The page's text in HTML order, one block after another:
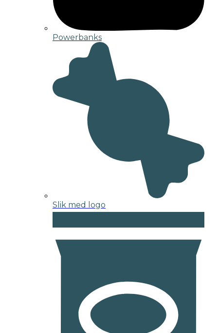
Powerbanks
Slik med logo